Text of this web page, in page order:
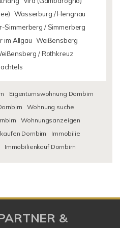
Wasserburg / Hengnau
Simmerberg / Simmerberg
im Allgäu Weißensberg
/ Rothkreuz
Eigentumswohnung Dornbirn
Wohnung suche
Wohnungsanzeigen
kaufen Dornbirn
Immobilie
Immobilienkauf Dornbirn
&